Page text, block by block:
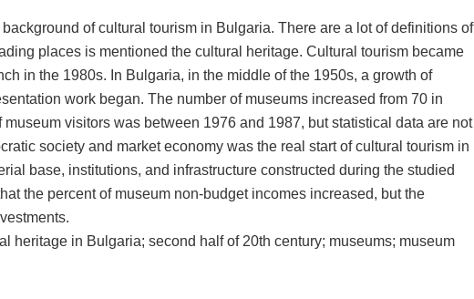
of cultural tourism in Bulgaria. There are a lot of definitions of
places is mentioned the cultural heritage. Cultural tourism became
in the 1980s. In Bulgaria, in the middle of the 1950s, a growth of
work began. The number of museums increased from 70 in
visitors was between 1976 and 1987, but statistical data are not
society and market economy was the real start of cultural tourism in
base, institutions, and infrastructure constructed during the studied
the percent of museum non-budget incomes increased, but the
heritage in Bulgaria; second half of 20th century; museums; museum